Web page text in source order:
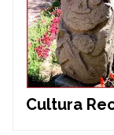
Cultura